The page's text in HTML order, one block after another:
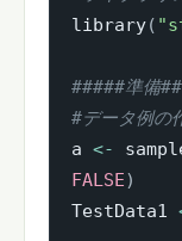
library(
#####準備
#データ例の
a <-
FALSE)
TestData1